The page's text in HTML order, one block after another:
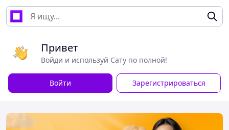
Привет
Войди и используй Сату по полной!
Войти Зарегистрироваться